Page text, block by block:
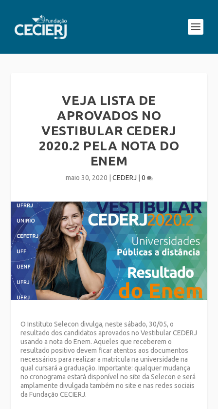
VEJA LISTA DE
APROVADOS NO
VESTIBULAR CEDERJ
2020.2 PELA NOTA DO
ENEM
maio 30, 2020 CEDERJ 0
O Instituto Selecon divulga, neste sábado, 30/05, o
resultado dos candidatos aprovados no Vestibular CEDERJ
usando a nota do Enem. Aqueles que receberem o
resultado positivo devem ficar atentos aos documentos
necessários para realizar a matrícula na universidade na
qual cursará a graduação. Importante: qualquer mudança
no cronograma estará disponível no site da Selecon e será
amplamente divulgada também no site e nas redes sociais
da Fundação CECIERJ.